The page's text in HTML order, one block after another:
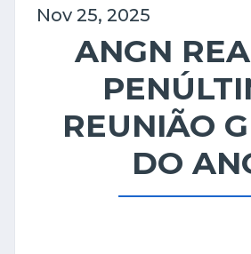
Nov 25, 2025
ANGN
REUNIÃO
DO